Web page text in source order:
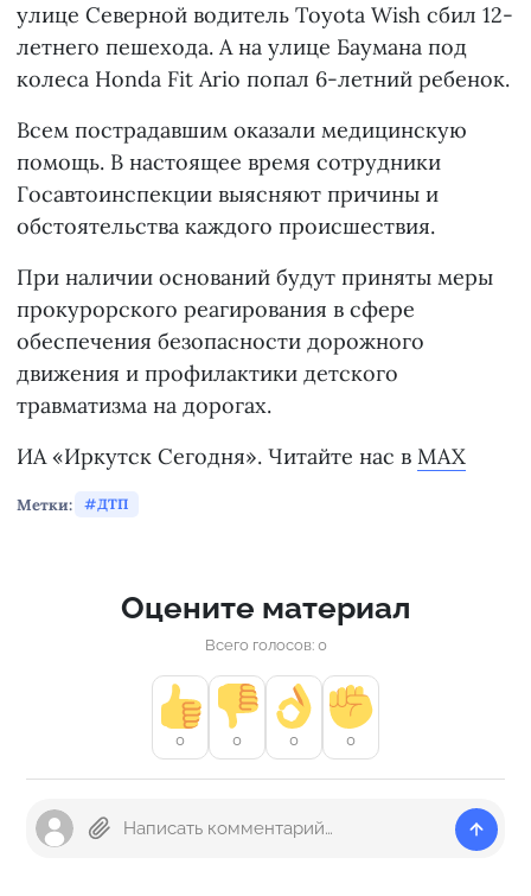
улице Северной водитель Toyota Wish сбил 12-
летнего пешехода. А на улице Баумана под
колеса Honda Fit Ario попал 6-летний ребенок.
Всем пострадавшим оказали медицинскую
помощь. В настоящее время сотрудники
Госавтоинспекции выясняют причины и
обстоятельства каждого происшествия.
При наличии оснований будут приняты меры
прокурорского реагирования в сфере
обеспечения безопасности дорожного
движения и профилактики детского
травматизма на дорогах.
ИА «Иркутск Сегодня». Читайте нас в MAX
Метки: ДТП
Оцените материал
Всего голосов: 0
0 0 0 0